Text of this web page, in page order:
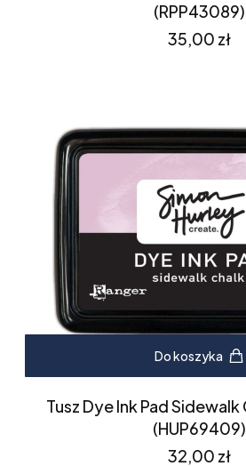
(RPP43089)
Cena
35,00 zł
Do koszyka
Tusz Dye Ink Pad Sidewalk Chalk - Ranger
(HUP69409)
Cena
32,00 zł